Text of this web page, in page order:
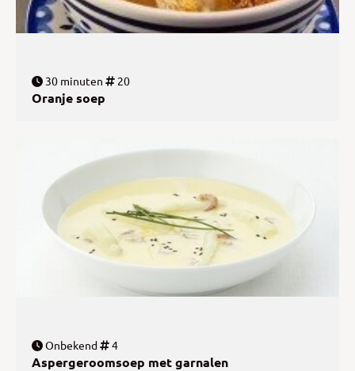
30 minuten 20
Oranje soep
Onbekend 4
Aspergeroomsoep met garnalen